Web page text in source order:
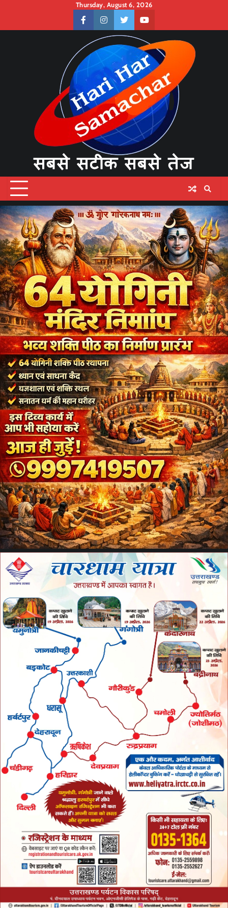
content
Thursday, August 6, 2026
facebookinstagramtwitteryoutube